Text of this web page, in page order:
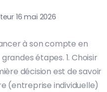
16 mai 2026
à son compte en
étapes. 1. Choisir
décision est de savoir
(entreprise individuelle)